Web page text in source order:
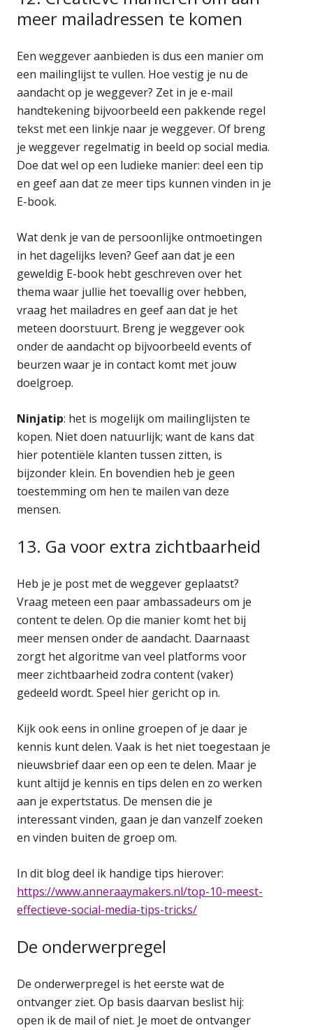
meer mailadressen te komen
Een weggever aanbieden is dus een manier om
een mailinglijst te vullen. Hoe vestig je nu de
aandacht op je weggever? Zet in je e-mail
handtekening bijvoorbeeld een pakkende regel
tekst met een linkje naar je weggever. Of breng
je weggever regelmatig in beeld op social media.
Doe dat wel op een ludieke manier: deel een tip
en geef aan dat ze meer tips kunnen vinden in je
E-book.
Wat denk je van de persoonlijke ontmoetingen
in het dagelijks leven? Geef aan dat je een
geweldig E-book hebt geschreven over het
thema waar jullie het toevallig over hebben,
vraag het mailadres en geef aan dat je het
meteen doorstuurt. Breng je weggever ook
onder de aandacht op bijvoorbeeld events of
beurzen waar je in contact komt met jouw
doelgroep.
Ninjatip: het is mogelijk om mailinglijsten te
kopen. Niet doen natuurlijk; want de kans dat
hier potentiële klanten tussen zitten, is
bijzonder klein. En bovendien heb je geen
toestemming om hen te mailen van deze
mensen.
13. Ga voor extra zichtbaarheid
Heb je je post met de weggever geplaatst?
Vraag meteen een paar ambassadeurs om je
content te delen. Op die manier komt het bij
meer mensen onder de aandacht. Daarnaast
zorgt het algoritme van veel platforms voor
meer zichtbaarheid zodra content (vaker)
gedeeld wordt. Speel hier gericht op in.
Kijk ook eens in online groepen of je daar je
kennis kunt delen. Vaak is het niet toegestaan je
nieuwsbrief daar een op een te delen. Maar je
kunt altijd je kennis en tips delen en zo werken
aan je expertstatus. De mensen die je
interessant vinden, gaan je dan vanzelf zoeken
en vinden buiten de groep om.
In dit blog deel ik handige tips hierover:
https://www.anneraaymakers.nl/top-10-meest-
effectieve-social-media-tips-tricks/
De onderwerpregel
De onderwerpregel is het eerste wat de
ontvanger ziet. Op basis daarvan beslist hij:
open ik de mail of niet. Je moet de ontvanger